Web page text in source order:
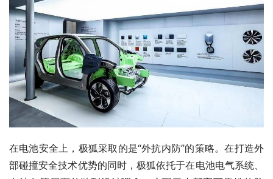
在电池安全上，极狐采取的是“外抗内防”的策略。在打造外
部碰撞安全技术优势的同时，极狐依托于在电池电气系统、